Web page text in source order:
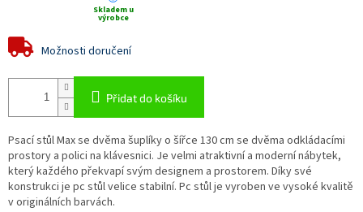
Skladem u
výrobce
Možnosti doručení
Přidat do košíku
Psací stůl Max se dvěma šuplíky o šířce 130 cm se dvěma odkládacími
prostory a polici na klávesnici. Je velmi atraktivní a moderní nábytek,
který každého překvapí svým designem a prostorem. Díky své
konstrukci je pc stůl velice stabilní. Pc stůl je vyroben ve vysoké kvalitě
v originálních barvách.